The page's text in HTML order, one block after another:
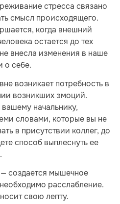
стресса связано
смысл происходящего.
когда внешний
остается до тех
внесла изменения в наше
о себе.
возникает потребность в
возникших эмоций.
начальнику,
словами, которые вы не
в присутствии коллег, до
способ выплеснуть ее
создается мышечное
расслабление.
свою лепту.